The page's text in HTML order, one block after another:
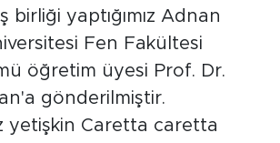
birliği yaptığımız Adnan
Fen Fakültesi
öğretim üyesi Prof. Dr.
gönderilmiştir.
yetişkin Caretta caretta